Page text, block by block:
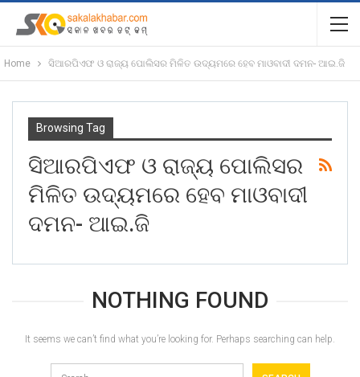
Home ସିଆରପିଏଫ ଓ ରାଜ୍ୟ ପୋଲିସର ମିଳିତ ଉଦ୍ୟମରେ ହେବ ମାଓବାଦୀ ଦମନ- ଆଇ.ଜି
Browsing Tag
ସିଆରପିଏଫ ଓ ରାଜ୍ୟ ପୋଲିସର
ମିଳିତ ଉଦ୍ୟମରେ ହେବ ମାଓବାଦୀ
ଦମନ- ଆଇ.ଜି
NOTHING FOUND
It seems we can’t find what you’re looking for. Perhaps searching can help.